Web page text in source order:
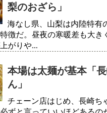
梨のおざら」
海なし県、山梨は内陸特有
徴だ。昼夜の寒暖差も大き
がりや...
本場は太麺が基本「
ん」
チェーン店はじめ、長崎ち